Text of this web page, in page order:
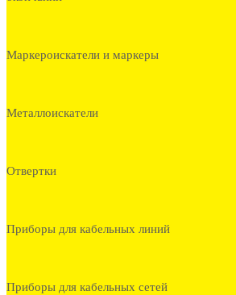
Маркероискатели и маркеры
Металлоискатели
Отвертки
Приборы для кабельных линий
Приборы для кабельных сетей